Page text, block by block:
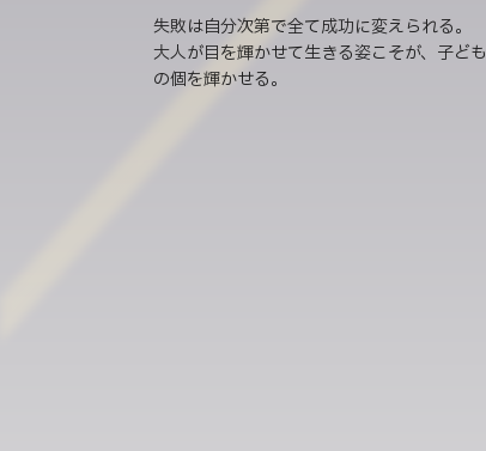
失敗は自分次第で全て成功に変えられる。
大人が目を輝かせて生きる姿こそが、子ども
の個を輝かせる。